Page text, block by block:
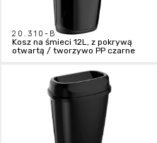
20.310-B
Kosz na śmieci 12L, z pokrywą
otwartą / tworzywo PP czarne